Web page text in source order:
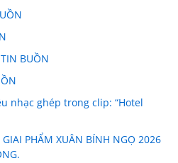
TIN BUỒN
nhạc ghép trong clip: “Hotel
GIAI PHẨM XUÂN BÍNH NGỌ 2026